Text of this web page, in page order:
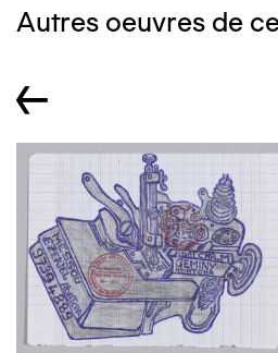
Autres oeuvres de
←